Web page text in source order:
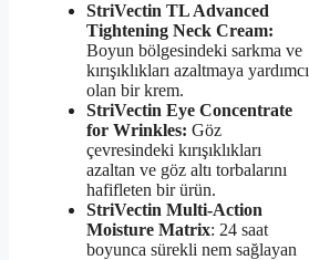
StriVectin TL Advanced
Tightening Neck Cream:
Boyun bölgesindeki sarkma ve
kırışıklıkları azaltmaya yardımcı
olan bir krem.
StriVectin Eye Concentrate
for Wrinkles: Göz
çevresindeki kırışıklıkları
azaltan ve göz altı torbalarını
hafifleten bir ürün.
StriVectin Multi-Action
Moisture Matrix: 24 saat
boyunca sürekli nem sağlayan